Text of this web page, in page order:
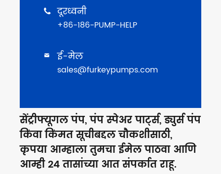
 दूरध्वनी
+86-186-PUMP-HELP
 ई-मेल
sales@furkeypumps.com
सेंट्रीफ्यूगल पंप, पंप स्पेअर पार्ट्स, ड्युर्स पंप
किंवा किंमत सूचीबद्दल चौकशीसाठी,
कृपया आम्हाला तुमचा ईमेल पाठवा आणि
आम्ही 24 तासांच्या आत संपर्कात राहू.